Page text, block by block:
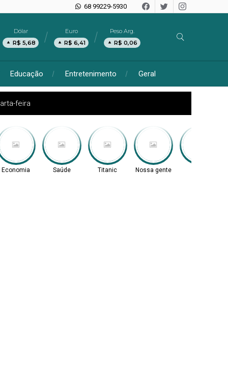
68 99229-5930
Dólar
R$ 5,68
Euro
R$ 6,41
Peso Arg.
R$ 0,06
Educação Entretenimento Geral
feira
Economia Saúde Titanic Nossa gente